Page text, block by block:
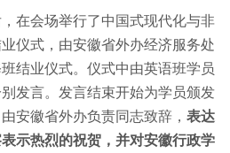
在会场举行了中国式现代化与非
仪式，由安徽省外办经济服务处
结业仪式。仪式中由英语班学员
发言。发言结束开始为学员颁发
安徽省外办负责同志致辞， 表达
示热烈的祝贺，并对安徽行政学